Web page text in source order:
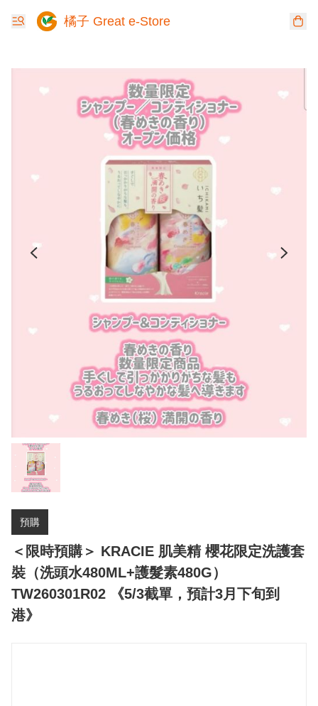
橘子 Great e-Store
預購
＜限時預購＞ KRACIE 肌美精 櫻花限定洗護套
裝（洗頭水480ML+護髮素480G）
TW260301R02 《5/3截單，預計3月下旬到
港》